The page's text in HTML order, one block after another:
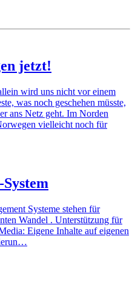
jetzt!
wird uns nicht vor einem
was noch geschehen müsste,
ans Netz geht. Im Norden
vielleicht noch für
Systeme stehen für
Wandel . Unterstützung für
Eigene Inhalte auf eigenen